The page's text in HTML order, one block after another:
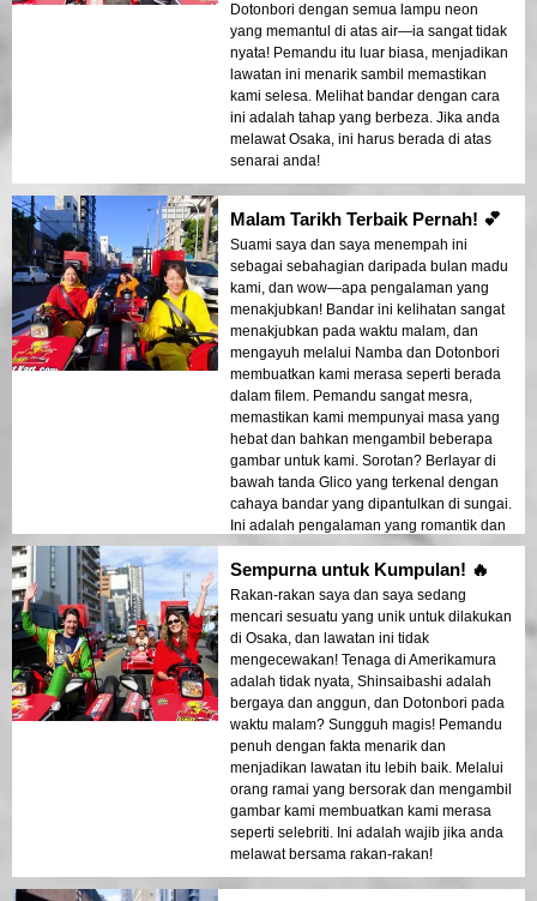
Dotonbori dengan semua lampu neon
yang memantul di atas air—ia sangat tidak
nyata! Pemandu itu luar biasa, menjadikan
lawatan ini menarik sambil memastikan
kami selesa. Melihat bandar dengan cara
ini adalah tahap yang berbeza. Jika anda
melawat Osaka, ini harus berada di atas
senarai anda!
Malam Tarikh Terbaik Pernah! 💕
Suami saya dan saya menempah ini
sebagai sebahagian daripada bulan madu
kami, dan wow—apa pengalaman yang
menakjubkan! Bandar ini kelihatan sangat
menakjubkan pada waktu malam, dan
mengayuh melalui Namba dan Dotonbori
membuatkan kami merasa seperti berada
dalam filem. Pemandu sangat mesra,
memastikan kami mempunyai masa yang
hebat dan bahkan mengambil beberapa
gambar untuk kami. Sorotan? Berlayar di
bawah tanda Glico yang terkenal dengan
cahaya bandar yang dipantulkan di sungai.
Ini adalah pengalaman yang romantik dan
mendebarkan sekaligus!
Sempurna untuk Kumpulan! 🔥
Rakan-rakan saya dan saya sedang
mencari sesuatu yang unik untuk dilakukan
di Osaka, dan lawatan ini tidak
mengecewakan! Tenaga di Amerikamura
adalah tidak nyata, Shinsaibashi adalah
bergaya dan anggun, dan Dotonbori pada
waktu malam? Sungguh magis! Pemandu
penuh dengan fakta menarik dan
menjadikan lawatan itu lebih baik. Melalui
orang ramai yang bersorak dan mengambil
gambar kami membuatkan kami merasa
seperti selebriti. Ini adalah wajib jika anda
melawat bersama rakan-rakan!